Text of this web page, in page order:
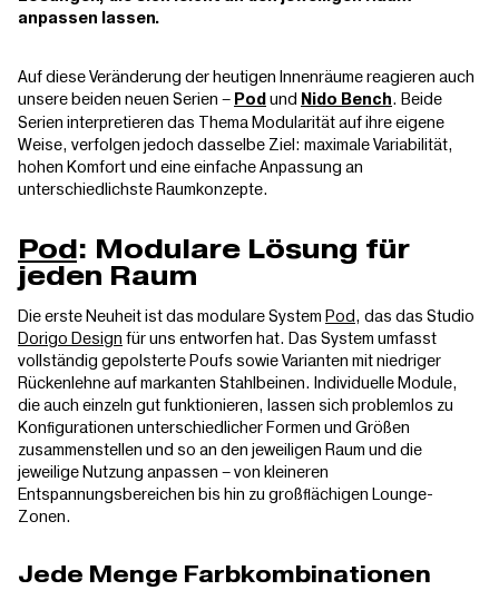
anpassen lassen.
Auf diese Veränderung der heutigen Innenräume reagieren auch
unsere beiden neuen Serien – Podund Nido Bench. Beide
Serien interpretieren das Thema Modularität auf ihre eigene
Weise, verfolgen jedoch dasselbe Ziel: maximale Variabilität,
hohen Komfort und eine einfache Anpassung an
unterschiedlichste Raumkonzepte.
Pod: Modulare Lösung für
jeden Raum
Die erste Neuheit ist das modulare System Pod, das das Studio
Dorigo Design für uns entworfen hat. Das System umfasst
vollständig gepolsterte Poufs sowie Varianten mit niedriger
Rückenlehne auf markanten Stahlbeinen. Individuelle Module,
die auch einzeln gut funktionieren, lassen sich problemlos zu
Konfigurationen unterschiedlicher Formen und Größen
zusammenstellen und so an den jeweiligen Raum und die
jeweilige Nutzung anpassen – von kleineren
Entspannungsbereichen bis hin zu großflächigen Lounge-
Zonen.
Jede Menge Farbkombinationen